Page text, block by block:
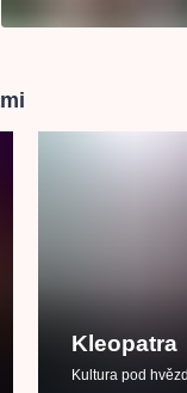
Kleopatra
Kultura pod